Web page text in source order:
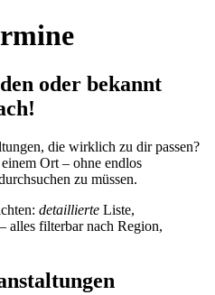
oder bekannt
die wirklich zu dir passen?
Ort – ohne endlos
zu müssen.
detaillierte Liste,
– alles filterbar nach Region,